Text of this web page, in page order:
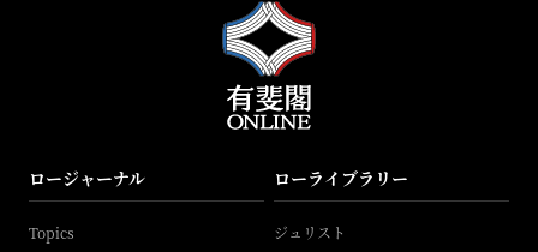
ロージャーナル
Topics
ローライブラリー
ジュリスト